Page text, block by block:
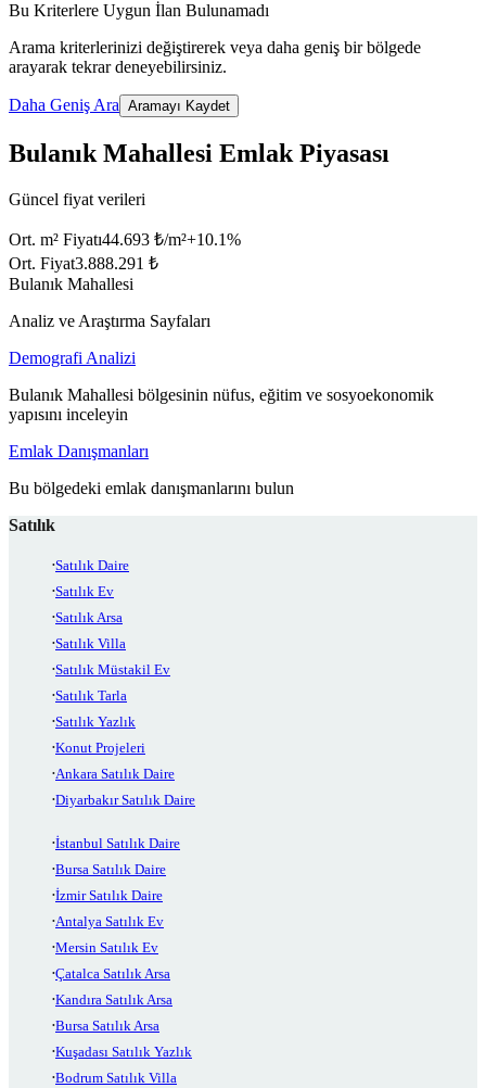
Bu Kriterlere Uygun İlan Bulunamadı
Arama kriterlerinizi değiştirerek veya daha geniş bir bölgede
arayarak tekrar deneyebilirsiniz.
Daha Geniş Ara Aramayı Kaydet
Bulanık Mahallesi Emlak Piyasası
Güncel fiyat verileri
Ort. m² Fiyatı44.693 ₺/m²+10.1%
Ort. Fiyat3.888.291 ₺
Bulanık Mahallesi
Analiz ve Araştırma Sayfaları
Demografi Analizi
Bulanık Mahallesi bölgesinin nüfus, eğitim ve sosyoekonomik
yapısını inceleyin
Emlak Danışmanları
Bu bölgedeki emlak danışmanlarını bulun
Satılık
Satılık Daire
Satılık Ev
Satılık Arsa
Satılık Villa
Satılık Müstakil Ev
Satılık Tarla
Satılık Yazlık
Konut Projeleri
Ankara Satılık Daire
Diyarbakır Satılık Daire
İstanbul Satılık Daire
Bursa Satılık Daire
İzmir Satılık Daire
Antalya Satılık Ev
Mersin Satılık Ev
Çatalca Satılık Arsa
Kandıra Satılık Arsa
Bursa Satılık Arsa
Kuşadası Satılık Yazlık
Bodrum Satılık Villa